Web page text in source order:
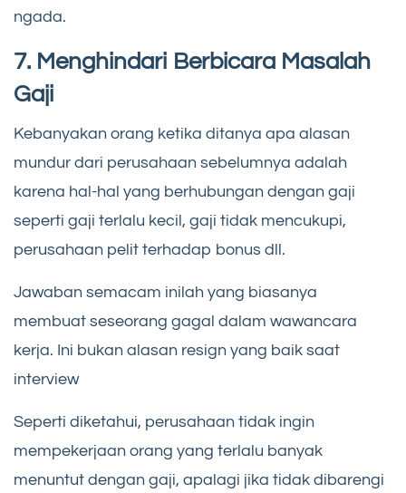
ngada.
7. Menghindari Berbicara Masalah
Gaji
Kebanyakan orang ketika ditanya apa alasan
mundur dari perusahaan sebelumnya adalah
karena hal-hal yang berhubungan dengan gaji
seperti gaji terlalu kecil, gaji tidak mencukupi,
perusahaan pelit terhadap bonus dll.
Jawaban semacam inilah yang biasanya
membuat seseorang gagal dalam wawancara
kerja. Ini bukan alasan resign yang baik saat
interview
Seperti diketahui, perusahaan tidak ingin
mempekerjaan orang yang terlalu banyak
menuntut dengan gaji, apalagi jika tidak dibarengi